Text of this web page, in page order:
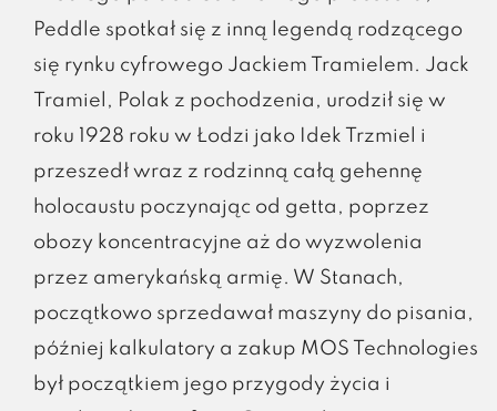
Peddle spotkał się z inną legendą rodzącego
się rynku cyfrowego Jackiem Tramielem. Jack
Tramiel, Polak z pochodzenia, urodził się w
roku 1928 roku w Łodzi jako Idek Trzmiel i
przeszedł wraz z rodzinną całą gehennę
holocaustu poczynając od getta, poprzez
obozy koncentracyjne aż do wyzwolenia
przez amerykańską armię. W Stanach,
początkowo sprzedawał maszyny do pisania,
później kalkulatory a zakup MOS Technologies
był początkiem jego przygody życia i